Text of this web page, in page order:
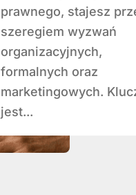
prawnego, stajesz
szeregiem wyzwań
organizacyjnych,
formalnych oraz
marketingowych.
jest...